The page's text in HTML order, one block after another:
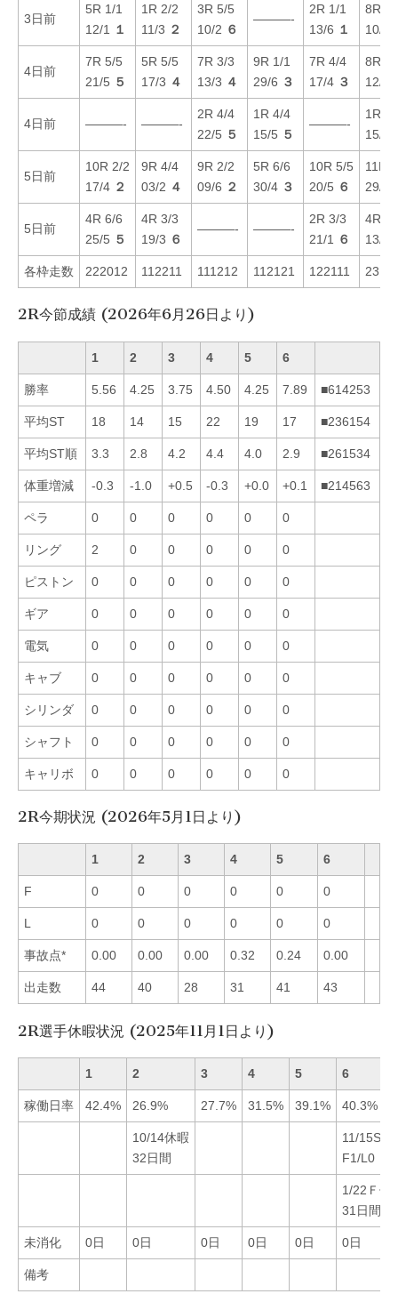
3日前
5R 1/1
12/1
１
1R 2/2
11/3 ２
3R 5/5
10/2 ６
———-
2R 1/1
13/6 １
8R 3/
10/3
4日前
7R 5/5
21/5 ５
5R 5/5
17/3 ４
7R 3/3
13/3 ４
9R 1/1
29/6 ３
7R 4/4
17/4 ３
8R 4/
12/1
4日前 ———- ———-
2R 4/4
22/5 ５
1R 4/4
15/5 ５
———-
1R 1/
15/5
5日前
10R 2/2
17/4 ２
9R 4/4
03/2 ４
9R 2/2
09/6 ２
5R 6/6
30/4 ３
10R 5/5
20/5 ６
11R
29/4
5日前
4R 6/6
25/5 ５
4R 3/3
19/3 ６
———- ———-
2R 3/3
21/1
６
4R 2/
13/1
各枠走数 222012 112211 111212 112121 122111
2R今節成績 (2026年6月26日より)
1 2 3 4 5 6
勝率 5.56 4.25 3.75 4.50 4.25 7.89 ■614253
平均ST 18 14 15 22 19 17 ■236154
平均ST順 3.3 2.8 4.2 4.4 4.0 2.9 ■261534
体重増減 -0.3 -1.0 +0.5 -0.3 +0.0 +0.1 ■214563
ペラ 0 0 0 0 0 0
リング 2 0 0 0 0 0
ピストン 0 0 0 0 0 0
ギア 0 0 0 0 0 0
電気 0 0 0 0 0 0
キャブ 0 0 0 0 0 0
シリンダ 0 0 0 0 0 0
シャフト 0 0 0 0 0 0
キャリボ 0 0 0 0 0 0
2R今期状況 (2026年5月1日より)
1 2 3 4 5 6
F 0 0 0 0 0 0
L 0 0 0 0 0 0
事故点* 0.00 0.00 0.00 0.32 0.24 0.00
出走数 44 40 28 31 41 43
2R選手休暇状況 (2025年11月1日より)
1 2 3 4 5 6
稼働日率 42.4% 26.9% 27.7% 31.5% 39.1% 40.3%
10/14休暇
32日間
11/15ST
F1/L0
1/22Ｆ休
31日間
未消化 0日 0日 0日 0日 0日 0日
備考